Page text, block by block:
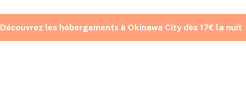
Découvrez les hébergements à Okinawa City dès 17€ la nuit